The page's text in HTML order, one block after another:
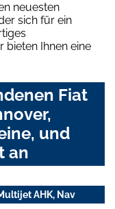
neuesten
sich für ein
bieten Ihnen eine
Fiat
und
an
AHK, Nav